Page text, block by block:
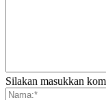
Silakan masukkan